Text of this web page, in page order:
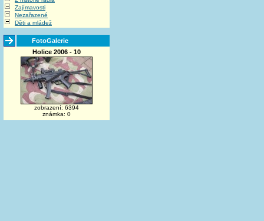
Zajímavosti
Nezařazené
Děti a mládež
FotoGalerie
Holice 2006 - 10
zobrazení: 6394
známka: 0